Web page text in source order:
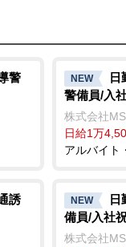
警
NEW
警備員/入
株式会社
日給1万
アルバイト
誘
NEW
備員/入社
株式会社